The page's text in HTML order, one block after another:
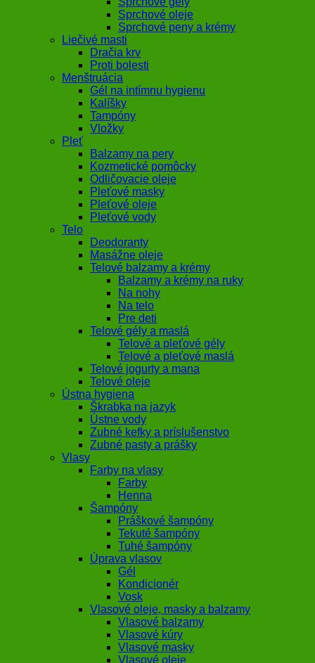
Sprchové oleje
Sprchové peny a krémy
Liečivé masti
Dračia krv
Proti bolesti
Menštruácia
Gél na intímnu hygienu
Kalíšky
Tampóny
Vložky
Pleť
Balzamy na pery
Kozmetické pomôcky
Odličovacie oleje
Pleťové masky
Pleťové oleje
Pleťové vody
Telo
Deodoranty
Masážne oleje
Telové balzamy a krémy
Balzamy a krémy na ruky
Na nohy
Na telo
Pre deti
Telové gély a maslá
Telové a pleťové gély
Telové a pleťové maslá
Telové jogurty a mana
Telové oleje
Ústna hygiena
Škrabka na jazyk
Ústne vody
Zubné kefky a príslušenstvo
Zubné pasty a prášky
Vlasy
Farby na vlasy
Farby
Henna
Šampóny
Práškové šampóny
Tekuté šampóny
Tuhé šampóny
Úprava vlasov
Gél
Kondicionér
Vosk
Vlasové oleje, masky a balzamy
Vlasové balzamy
Vlasové kúry
Vlasové masky
Vlasové oleje